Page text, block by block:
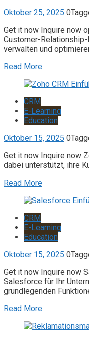
Oktober 25, 2025 0
Get it now Inquire now
Customer-
verwalten und
Read More
CRM
E-Learning
Education
Oktober 15, 2025 0
Get it now Inquire now
dabei unterstützt, ihre
Read More
CRM
E-Learning
Education
Oktober 15, 2025 0
Get it now Inquire now
Salesforce für Ihr
grundlegenden
Read More